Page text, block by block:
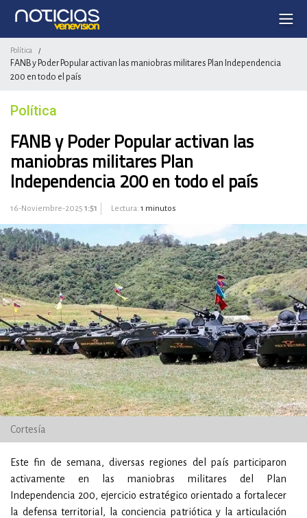
Política /
FANB y Poder Popular activan las maniobras militares Plan Independencia
200 en todo el país
Política
FANB y Poder Popular activan las
maniobras militares Plan
Independencia 200 en todo el país
16-Noviembre-2025 1:51 Lectura: 1 minutos
Cortesía
Este fin de semana, diversas regiones del país participaron
activamente en las maniobras militares del Plan
Independencia 200, ejercicio estratégico orientado a fortalecer
la defensa territorial, la conciencia patriótica y la articulación